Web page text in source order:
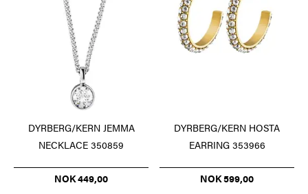
DYRBERG/KERN JEMMA
NECKLACE 350859
NOK 449,00
DYRBERG/KERN HOSTA
EARRING 353966
NOK 599,00